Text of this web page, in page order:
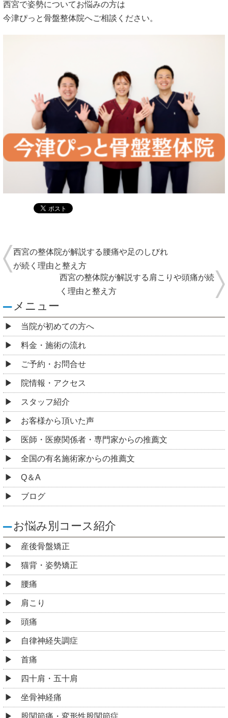
西宮で姿勢についてお悩みの方は
今津ぴっと骨盤整体院へご相談ください。
西宮の整体院が解説する腰痛や足のしびれ
が続く理由と整え方
西宮の整体院が解説する肩こりや頭痛が続
く理由と整え方
メニュー
当院が初めての方へ
料金・施術の流れ
ご予約・お問合せ
院情報・アクセス
スタッフ紹介
お客様から頂いた声
医師・医療関係者・専門家からの推薦文
全国の有名施術家からの推薦文
Q＆A
ブログ
お悩み別コース紹介
産後骨盤矯正
猫背・姿勢矯正
腰痛
肩こり
頭痛
自律神経失調症
首痛
四十肩・五十肩
坐骨神経痛
股関節痛・変形性股関節症